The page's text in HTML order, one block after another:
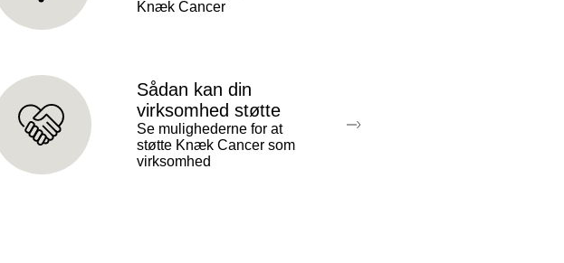
Knæk Cancer
Sådan kan din
virksomhed støtte
Se mulighederne for at
støtte Knæk Cancer som
virksomhed